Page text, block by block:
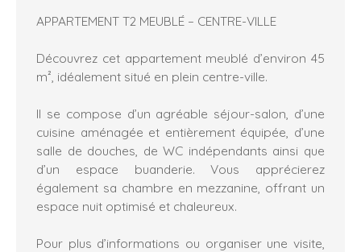
APPARTEMENT T2 MEUBLÉ – CENTRE-VILLE
Découvrez cet appartement meublé d’environ 45
m², idéalement situé en plein centre-ville.
Il se compose d’un agréable séjour-salon, d’une
cuisine aménagée et entièrement équipée, d’une
salle de douches, de WC indépendants ainsi que
d’un espace buanderie. Vous apprécierez
également sa chambre en mezzanine, offrant un
espace nuit optimisé et chaleureux.
Pour plus d’informations ou organiser une visite,